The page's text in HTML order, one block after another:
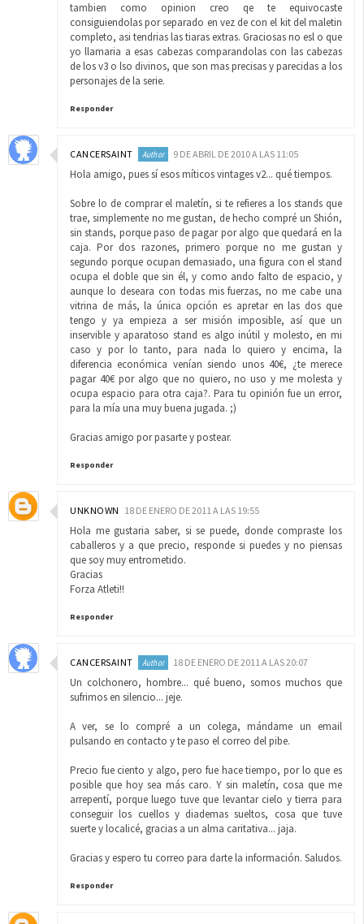
tambien como opinion creo qe te equivocaste
consiguiendolas por separado en vez de con el kit del maletin
completo, asi tendrias las tiaras extras. Graciosas no esl o que
yo llamaria a esas cabezas comparandolas con las cabezas
de los v3 o lso divinos, que son mas precisas y parecidas a los
personajes de la serie.
Responder
CANCERSAINT 9 DE ABRIL DE 2010 A LAS 11:05
Hola amigo, pues sí esos míticos vintages v2... qué tiempos.
Sobre lo de comprar el maletín, si te refieres a los stands que
trae, simplemente no me gustan, de hecho compré un Shión,
sin stands, porque paso de pagar por algo que quedará en la
caja. Por dos razones, primero porque no me gustan y
segundo porque ocupan demasiado, una figura con el stand
ocupa el doble que sin él, y como ando falto de espacio, y
aunque lo deseara con todas mis fuerzas, no me cabe una
vitrina de más, la única opción es apretar en las dos que
tengo y ya empieza a ser misión imposible, así que un
inservible y aparatoso stand es algo inútil y molesto, en mi
caso y por lo tanto, para nada lo quiero y encima, la
diferencia económica venían siendo unos 40€, ¿te merece
pagar 40€ por algo que no quiero, no uso y me molesta y
ocupa espacio para otra caja?. Para tu opinión fue un error,
para la mía una muy buena jugada. ;)
Gracias amigo por pasarte y postear.
Responder
UNKNOWN 18 DE ENERO DE 2011 A LAS 19:55
Hola me gustaria saber, si se puede, donde compraste los
caballeros y a que precio, responde si puedes y no piensas
que soy muy entrometido.
Gracias
Forza Atleti!!
Responder
CANCERSAINT 18 DE ENERO DE 2011 A LAS 20:07
Un colchonero, hombre... qué bueno, somos muchos que
sufrimos en silencio... jeje.
A ver, se lo compré a un colega, mándame un email
pulsando en contacto y te paso el correo del pibe.
Precio fue ciento y algo, pero fue hace tiempo, por lo que es
posible que hoy sea más caro. Y sin maletín, cosa que me
arrepentí, porque luego tuve que levantar cielo y tierra para
conseguir los cuellos y diademas sueltos, cosa que tuve
suerte y localicé, gracias a un alma caritativa... jaja.
Gracias y espero tu correo para darte la información. Saludos.
Responder